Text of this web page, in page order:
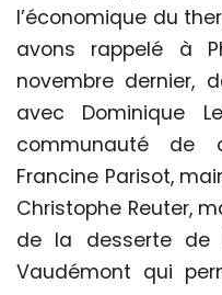
l’économique du
avons rappelé à
novembre dernier,
avec Dominique
communauté de
Francine Parisot,
Christophe Reuter,
de la desserte de
Vaudémont qui